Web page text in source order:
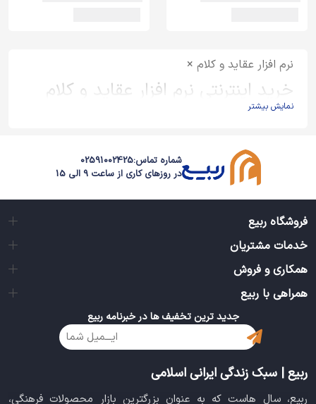
نرم افزار عقاید و کلام ×
خرید اینترنتی نرم افزار عقاید و کلام
گروه عقاید و کلام شامل مجموعه آثاری از بزرگان، اندیشمندان و عالمانی
همانند دیگر گروه‌های سایت ما، شامل آثاری ارزشمند است با این تفاوت
که توسط موسساتی توانا، پژوهشگرانی دلسوز و برنامه نویسانی متعهد
به عمل آمده است و درهایی از دانش را به روی مخاطبین خویش
نمایش بیشتر
شماره تماس:02591002425
در روزهای کاری از ساعت 9 الی 15
فروشگاه ربیع
خدمات مشتریان
همکاری و فروش
همراهی با ربیع
جدید ترین تخفیف ها در خبرنامه ربیع
ربیع | سبک زندگی ایرانی اسلامی
ربیع، سال هاست که به عنوان بزرگترین بازار محصولات فرهنگی،